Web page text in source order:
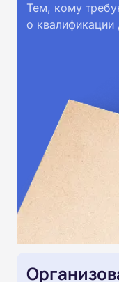
Тем, кому
о квалификации